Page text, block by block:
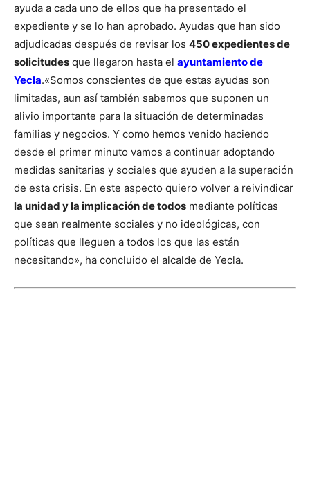
ayuda a cada uno de ellos que ha presentado el
expediente y se lo han aprobado. Ayudas que han sido
adjudicadas después de revisar los 450 expedientes de
solicitudes que llegaron hasta el ayuntamiento de
Yecla.«Somos conscientes de que estas ayudas son
limitadas, aun así también sabemos que suponen un
alivio importante para la situación de determinadas
familias y negocios. Y como hemos venido haciendo
desde el primer minuto vamos a continuar adoptando
medidas sanitarias y sociales que ayuden a la superación
de esta crisis. En este aspecto quiero volver a reivindicar
la unidad y la implicación de todos mediante políticas
que sean realmente sociales y no ideológicas, con
políticas que lleguen a todos los que las están
necesitando», ha concluido el alcalde de Yecla.